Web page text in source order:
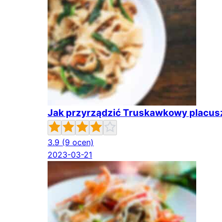
Jak przyrządzić Truskawkowy
3.9 (9 ocen)
2023-03-21